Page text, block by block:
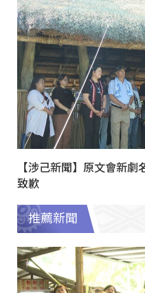
【涉己新聞】原文會新
致歉
推薦新聞